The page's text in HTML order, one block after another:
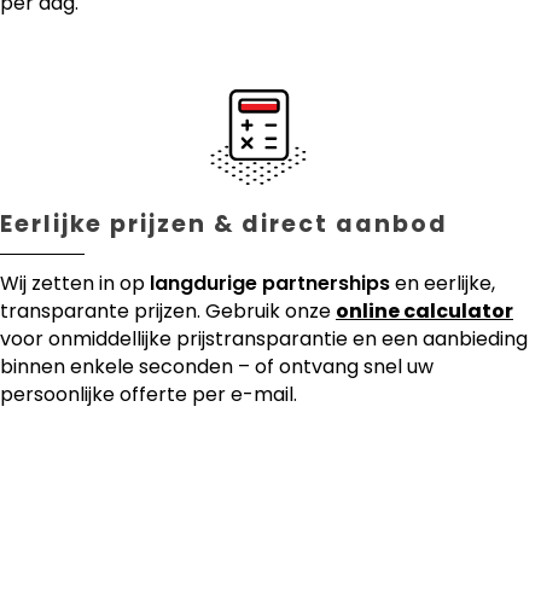
Eerlijke prijzen & direct aanbod
Wij zetten in op langdurige partnershipsen eerlijke,
transparante prijzen. Gebruik onze online calculator
voor onmiddellijke prijstransparantie en een aanbieding
binnen enkele seconden – of ontvang snel uw
persoonlijke offerte per e-mail.